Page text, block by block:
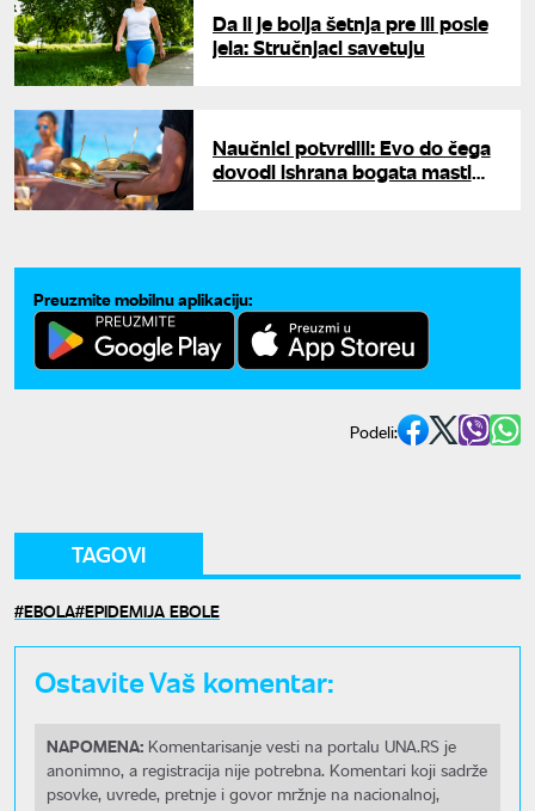
Da li je bolja šetnja pre ili posle
jela: Stručnjaci savetuju
Naučnici potvrdili: Evo do čega
dovodi ishrana bogata mastima
Preuzmite mobilnu aplikaciju:
Podeli:
TAGOVI
EBOLA EPIDEMIJA EBOLE
Ostavite Vaš komentar:
NAPOMENA: Komentarisanje vesti na portalu UNA.RS je
anonimno, a registracija nije potrebna. Komentari koji sadrže
psovke, uvrede, pretnje i govor mržnje na nacionalnoj,